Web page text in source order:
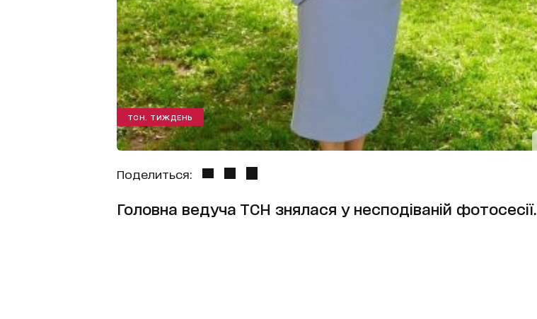
ТСН. ТИЖДЕНЬ
Поделиться:
Головна ведуча ТСН знялася у несподіваній фотосесії.